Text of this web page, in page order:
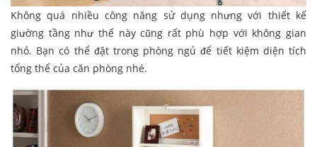
Không quá nhiều công năng sử dụng nhưng với thiết kế
giường tầng như thế này cũng rất phù hợp với không gian
nhỏ. Bạn có thể đặt trong phòng ngủ để tiết kiệm diện tích
tổng thể của căn phòng nhé.